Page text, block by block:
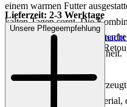
einem warmen Futter
kalten Tagen sorgt. Die
sorgfältiger Verarbeitung
Begleiter für jede Gelegenheit.
Der SABALIN Boot
Materialien: Das
Lieferzeit: 2-3 Werktage
Keine Versandkosten:
Einfache und Kostenlose
Unsere Pflegeempfehlung